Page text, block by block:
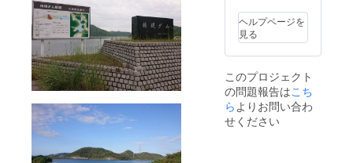
ヘルプページを
見る
このプロジェクト
の問題報告はこち
ら よりお問い合わ
せください